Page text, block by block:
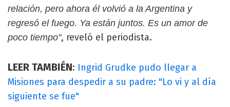
relación, pero ahora él volvió a la Argentina y
regresó el fuego. Ya están juntos. Es un amor de
poco tiempo", reveló el periodista.
LEER TAMBIÉN: Ingrid Grudke pudo llegar a
Misiones para despedir a su padre: "Lo vi y al día
siguiente se fue"